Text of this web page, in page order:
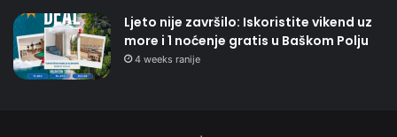
Ljeto nije završilo: Iskoristite vikend uz
more i 1 noćenje gratis u Baškom Polju
4 weeks ranije